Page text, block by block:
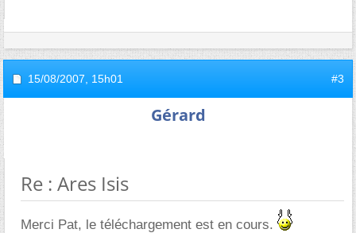
15/08/2007, 15h01 #3
Gérard
Re : Ares Isis
Merci Pat, le téléchargement est en cours.